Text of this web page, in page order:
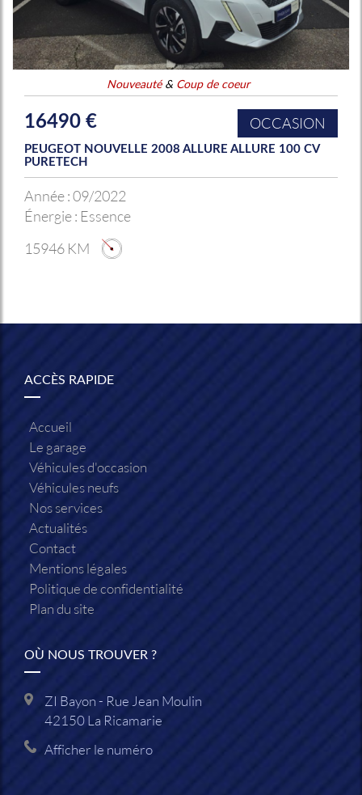
Nouveauté& Coup de coeur
16490 € OCCASION
PEUGEOT NOUVELLE 2008 ALLURE ALLURE 100 CV
PURETECH
Année :09/2022
Énergie : Essence
15946 KM
ACCÈS RAPIDE
Accueil
Le garage
Véhicules d'occasion
Véhicules neufs
Nos services
Actualités
Contact
Mentions légales
Politique de confidentialité
Plan du site
OÙ NOUS TROUVER ?
ZI Bayon - Rue Jean Moulin
42150La Ricamarie
Afficher le numéro